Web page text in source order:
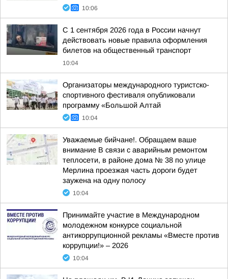
10:06
С 1 сентября 2026 года в России начнут
действовать новые правила оформления
билетов на общественный транспорт
10:04
Организаторы международного туристско-
спортивного фестиваля опубликовали
программу «Большой Алтай
10:04
Уважаемые бийчане!. Обращаем ваше
внимание В связи с аварийным ремонтом
теплосети, в районе дома № 38 по улице
Мерлина проезжая часть дороги будет
заужена на одну полосу
10:04
Принимайте участие в Международном
молодежном конкурсе социальной
антикоррупционной рекламы «Вместе против
коррупции!» – 2026
10:04